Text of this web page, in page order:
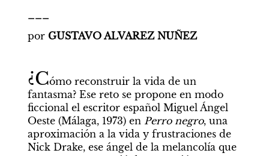
por GUSTAVO ALVAREZ NUÑEZ
¿Cómo reconstruir la vida de un
fantasma? Ese reto se propone en modo
ficcional el escritor español Miguel Ángel
Oeste (Málaga, 1973) en Perro negro, una
aproximación a la vida y frustraciones de
Nick Drake, ese ángel de la melancolía que